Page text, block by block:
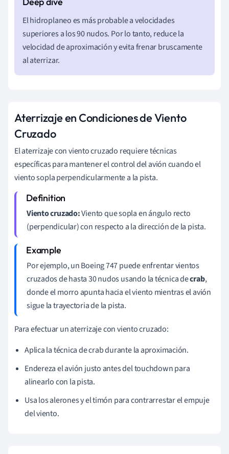
El hidroplaneo es más probable a velocidades
superiores a los 90 nudos. Por lo tanto, reduce la
velocidad de aproximación y evita frenar bruscamente
al aterrizar.
Aterrizaje en Condiciones de Viento
Cruzado
El aterrizaje con viento cruzado requiere técnicas
específicas para mantener el control del avión cuando el
viento sopla perpendicularmente a la pista.
Viento cruzado:Viento que sopla en ángulo recto
(perpendicular) con respecto a la dirección de la pista.
Por ejemplo, un Boeing 747 puede enfrentar vientos
cruzados de hasta 30 nudos usando la técnica decrab,
donde el morro apunta hacia el viento mientras el avión
sigue la trayectoria de la pista.
Para efectuar un aterrizaje con viento cruzado:
Aplica la técnica de crab durante la aproximación.
Endereza el avión justo antes del touchdown para
alinearlo con la pista.
Usa los alerones y el timón para contrarrestar el empuje
del viento.